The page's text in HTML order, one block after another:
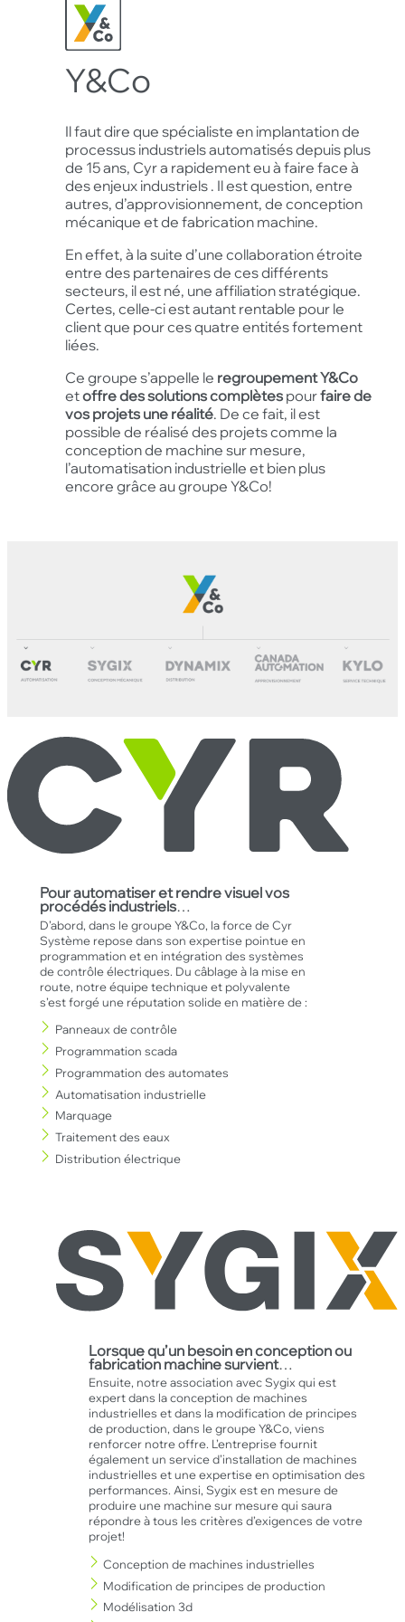
Y&Co
Il faut dire que spécialiste en implantation de
processus industriels automatisés depuis plus
de 15 ans, Cyr a rapidement eu à faire face à
des enjeux industriels . Il est question, entre
autres, d’approvisionnement, de conception
mécanique et de fabrication machine.
En effet, à la suite d’une collaboration étroite
entre des partenaires de ces différents
secteurs, il est né, une affiliation stratégique.
Certes, celle-ci est autant rentable pour le
client que pour ces quatre entités fortement
liées.
Ce groupe s’appelle le regroupement Y&Co
etoffre des solutions complètes pourfaire de
vos projets une réalité. De ce fait, il est
possible de réalisé des projets comme la
conception de machine sur mesure,
l’automatisation industrielle et bien plus
encore grâce au groupe Y&Co!
Pour automatiser et rendre visuelvos
procédés industriels…
D’abord, dans le groupe Y&Co, la force de Cyr
Système repose dans son expertise pointue en
programmation et en intégration des systèmes
de contrôle électriques. Du câblage à la mise en
route, notre équipe technique et polyvalente
s’est forgé une réputation solide en matière de :
Panneaux de contrôle
Programmation scada
Programmation des automates
Automatisation industrielle
Marquage
Traitement des eaux
Distribution électrique
Lorsque qu’un besoin en conception ou
fabrication machine survient…
Ensuite, notre association avec Sygix qui est
expert dans la conception de machines
industrielles et dans la modification de principes
de production, dans le groupe Y&Co, viens
renforcer notre offre. L’entreprise fournit
également un service d’installation de machines
industrielles et une expertise en optimisation des
performances. Ainsi, Sygix est en mesure de
produire une machine sur mesure qui saura
répondre à tous les critères d’exigences de votre
projet!
Conception de machines industrielles
Modification de principes de production
Modélisation 3d